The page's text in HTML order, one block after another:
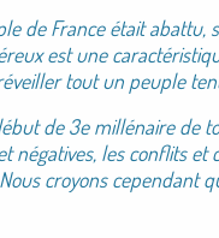
de France était abattu,
est une
tout un peuple
de 3e millénaire de
négatives, les conflits et
croyons cependant